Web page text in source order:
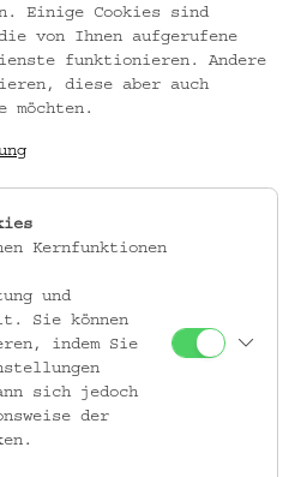
Gios Ltd.
Einige Cookies sind
von Ihnen aufgerufene
funktionieren. Andere
diese aber auch
möchten.
Kernfunktionen
und
Sie können
indem Sie
sich jedoch
der